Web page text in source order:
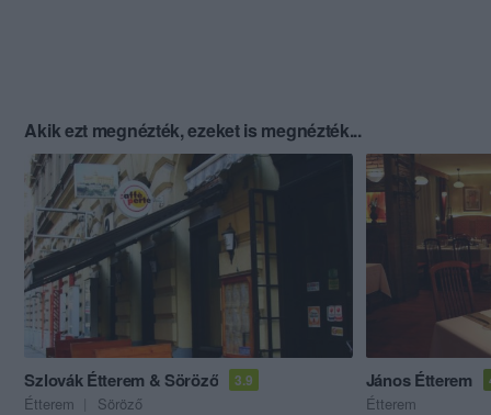
Akik ezt megnézték, ezeket is megnézték...
Szlovák Étterem & Söröző 3.9
Étterem Söröző
János Étterem
Étterem